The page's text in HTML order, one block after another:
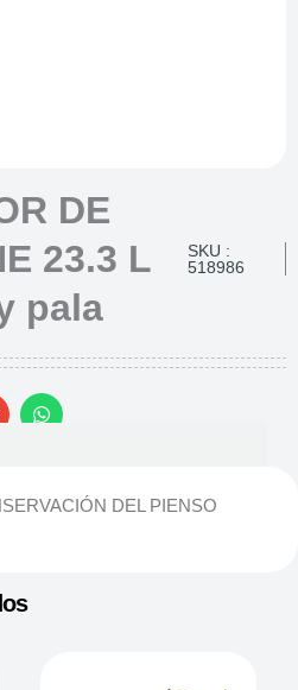
DE
23.3 L
pala
SKU :
518986
DEL PIENSO